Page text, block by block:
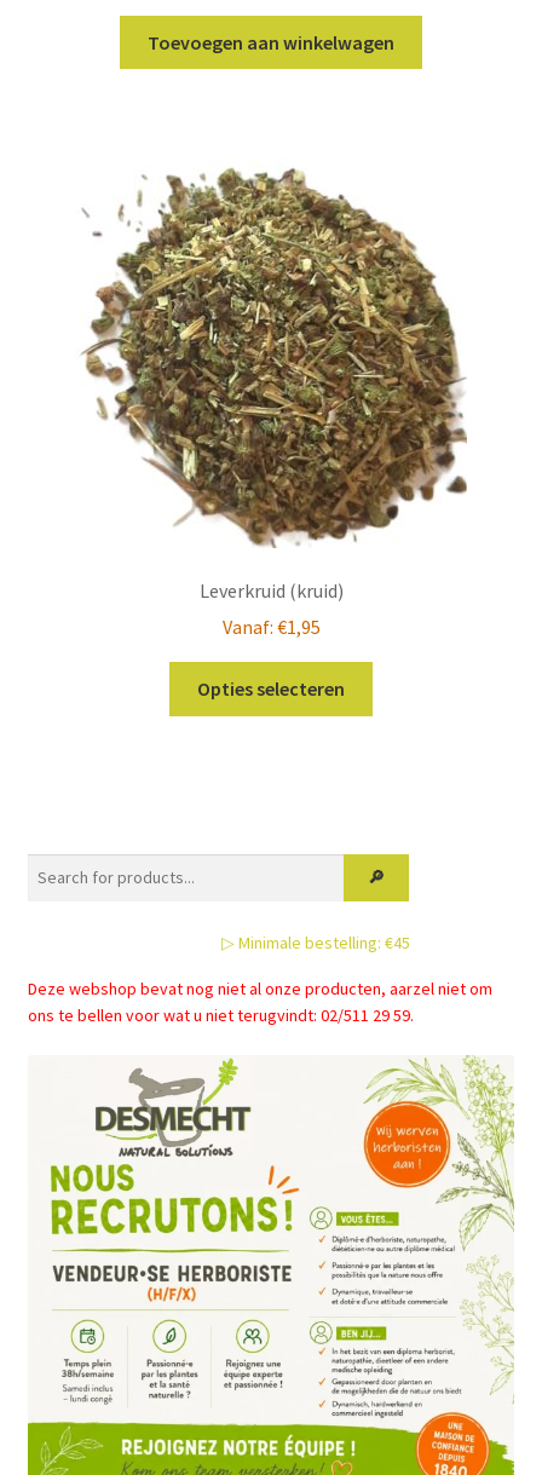
Toevoegen aan winkelwagen
Leverkruid (kruid)
Vanaf: €1,95
Opties selecteren
optie
kan
worden
de
▷ Minimale bestelling: €45
Deze webshop bevat nog niet al onze producten, aarzel niet om
ons te bellen voor wat u niet terugvindt: 02/511 29 59.